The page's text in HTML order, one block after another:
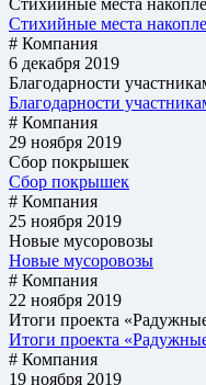
Стихийные места
# Компания
6 декабря 2019
Благодарности
Благодарности
# Компания
29 ноября 2019
Сбор покрышек
Сбор покрышек
# Компания
25 ноября 2019
Новые мусоровозы
Новые мусоровозы
# Компания
22 ноября 2019
Итоги проекта
Итоги проекта
# Компания
19 ноября 2019